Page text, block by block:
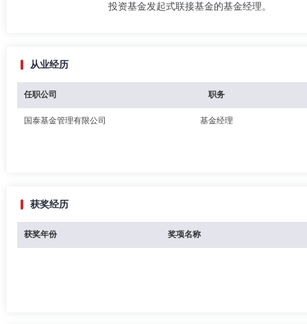
投资基金发起式联接基金的基金经理。
从业经历
任职公司 职务
国泰基金管理有限公司 基金经理
获奖经历
获奖年份 奖项名称